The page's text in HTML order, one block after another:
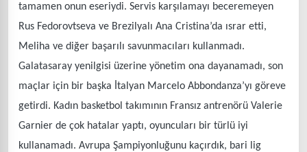
tamamen onun eseriydi. Servis karşılamayı beceremeyen
Rus Fedorovtseva ve Brezilyalı Ana Cristina’da ısrar etti,
Meliha ve diğer başarılı savunmacıları kullanmadı.
Galatasaray yenilgisi üzerine yönetim ona dayanamadı, son
maçlar için bir başka İtalyan Marcelo Abbondanza’yı göreve
getirdi. Kadın basketbol takımının Fransız antrenörü Valerie
Garnier de çok hatalar yaptı, oyuncuları bir türlü iyi
kullanamadı. Avrupa Şampiyonluğunu kaçırdık, bari lig